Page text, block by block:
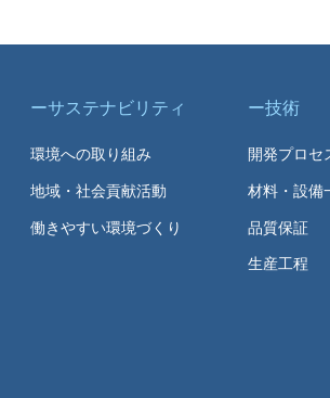
サステナビリティ
環境への取り組み
地域・社会貢献活動
働きやすい環境づくり
技術
開発プロセ
材料・設備
品質保証
生産工程